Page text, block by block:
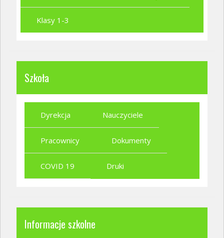
Klasy 1-3
Szkoła
Dyrekcja Nauczyciele
Pracownicy Dokumenty
COVID 19 Druki
Informacje szkolne